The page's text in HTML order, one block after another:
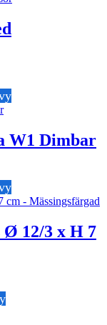
W1 Dimbar
12/3 x H 7